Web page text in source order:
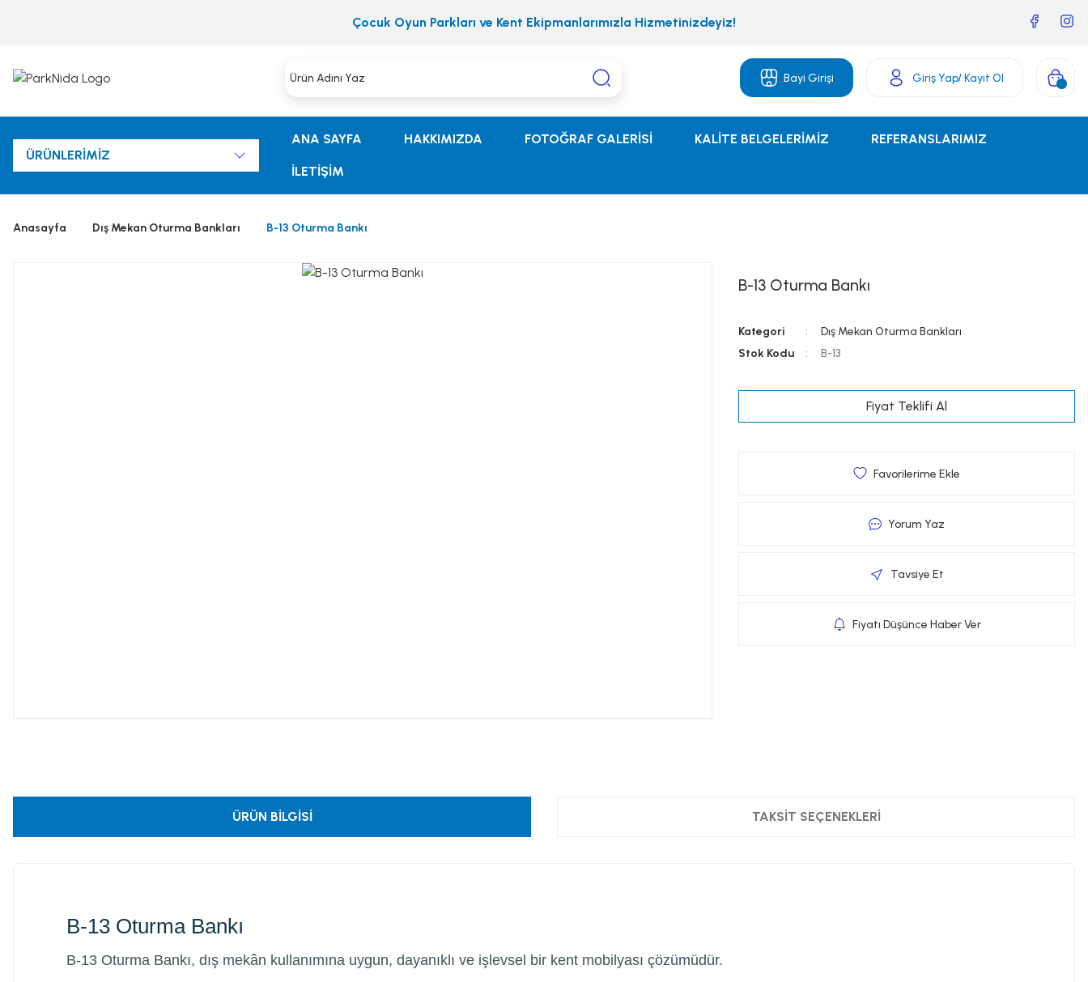
Çocuk Oyun Parkları ve Kent Ekipmanlarımızla Hizmetinizdeyiz!
Bayi Girişi Giriş Yap/ Kayıt Ol
ÜRÜNLERİMİZ
ANA SAYFA HAKKIMIZDA FOTOĞRAF GALERİSİ KALİTE BELGELERİMİZ REFERANSLARIMIZ
İLETİŞİM
Anasayfa Dış Mekan Oturma Bankları B-13 Oturma Bankı
B-13 Oturma Bankı
Kategori
Dış Mekan Oturma Bankları
Stok Kodu
B-13
Fiyat Teklifi Al
Yorum Yaz
Tavsiye Et
Fiyatı Düşünce Haber Ver
ÜRÜN BILGISI TAKSIT SEÇENEKLERI
B-13 Oturma Bankı
B-13 Oturma Bankı, dış mekân kullanımına uygun, dayanıklı ve işlevsel bir kent mobilyası çözümüdür.